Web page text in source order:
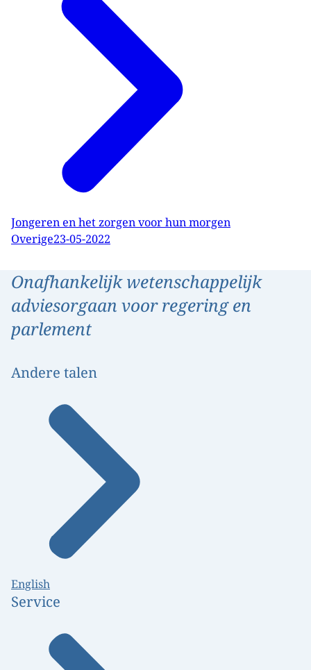
Jongeren en het zorgen voor hun morgen
Overige23-05-2022
Onafhankelijk wetenschappelijk
adviesorgaan voor regering en
parlement
Andere talen
English
Service